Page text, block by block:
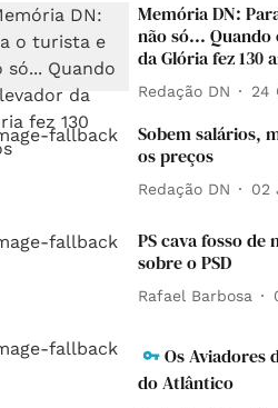
Memória DN:
não só... Quando
da Glória fez 130
Redação DN 24
Sobem salários,
os preços
Redação DN 02
PS cava fosso de
sobre o PSD
Rafael Barbosa
Os Aviadores
do Atlântico